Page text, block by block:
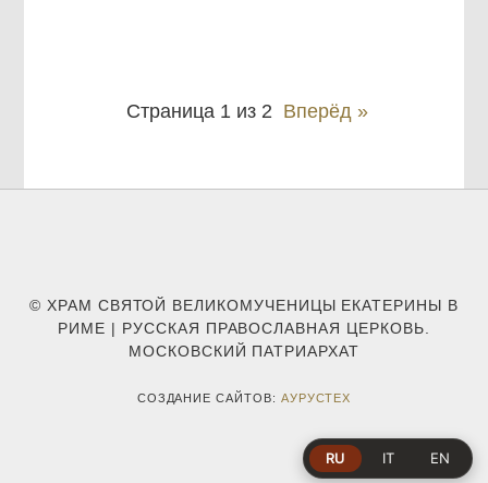
RU IT EN
Страница 1 из 2 Вперёд »
© ХРАМ СВЯТОЙ ВЕЛИКОМУЧЕНИЦЫ ЕКАТЕРИНЫ В
РИМЕ | РУССКАЯ ПРАВОСЛАВНАЯ ЦЕРКОВЬ.
МОСКОВСКИЙ ПАТРИАРХАТ
СОЗДАНИЕ САЙТОВ: АУРУСТЕХ